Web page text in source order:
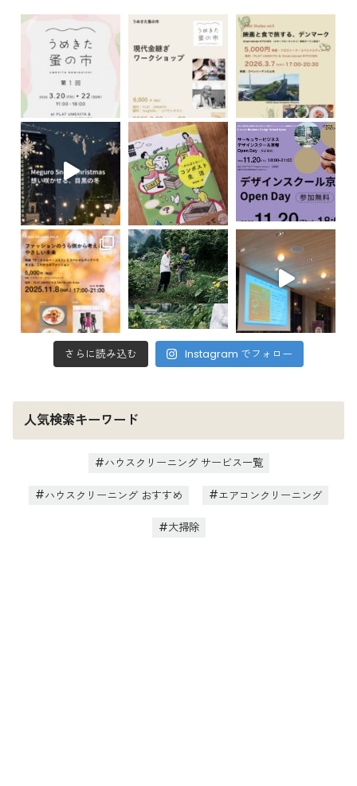
さらに読み込む Instagram でフォロー
人気検索キーワード
ハウスクリーニング サービス一覧
ハウスクリーニング おすすめ エアコンクリーニング
大掃除